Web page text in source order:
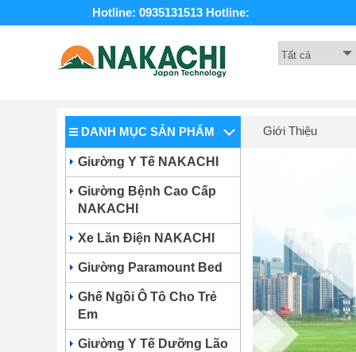
Hotline: 0935131513 Hotline:
DANH MỤC SẢN PHẨM
Giường Y Tế NAKACHI
Giường Bệnh Cao Cấp
NAKACHI
Xe Lăn Điện NAKACHI
Giường Paramount Bed
Ghế Ngồi Ô Tô Cho Trẻ
Em
Giường Y Tế Dưỡng Lão
Giới Thiệu
5,250,000 VNĐ
Nôi Trẻ Em Trên Ô Tô
BabyLux B-001
3,550,000 VNĐ
-17%